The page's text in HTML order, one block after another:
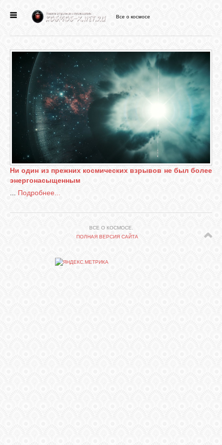
НОВОСТИ
ФОРУМ
ФАЙЛЫ
ВИДЕО
ФОТО
Все о космосе
Ни один из прежних космических взрывов не был более
энергонасыщенным
... Подробнее...
ВСЕ О КОСМОСЕ.
ПОЛНАЯ ВЕРСИЯ САЙТА